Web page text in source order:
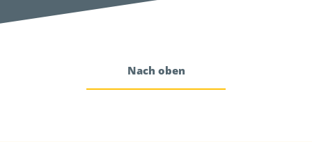
Nach oben